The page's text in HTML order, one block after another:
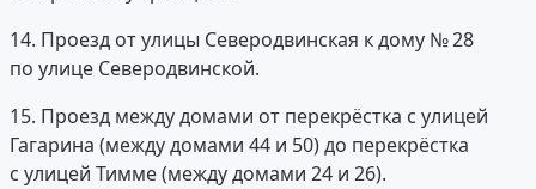
14. Проезд от улицы Северодвинская к дому № 28
по улице Северодвинской.
15. Проезд между домами от перекрёстка с улицей
Гагарина (между домами 44 и 50) до перекрёстка
с улицей Тимме (между домами 24 и 26).